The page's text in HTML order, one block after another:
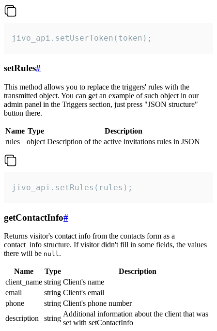
jivo_api.setUserToken(token);
setRules#
This method allows you to replace the triggers' rules with the
transmitted object. You can get an example of such object in our
admin panel in the Triggers section, just press "JSON structure"
button there.
Name Type
Description
rules
object Description of the active invitations rules in JSON
jivo_api.setRules(rules);
getContactInfo#
Returns visitor's contact info from the contacts form as a
contact_info structure. If visitor didn't fill in some fields, the values
there will be null.
Name Type
Description
client_name string Client's name
email
string Client's email
phone
string Client's phone number
description
string
Additional information about the client that was
set with setContactInfo